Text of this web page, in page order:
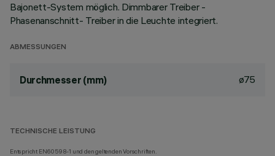
Bajonett-System möglich. Dimmbarer Treiber -
Phasenanschnitt- Treiber in die Leuchte integriert.
ABMESSUNGEN
Durchmesser (mm) ø75
TECHNISCHE LEISTUNG
Entspricht EN60598-1 und den geltenden Vorschriften.